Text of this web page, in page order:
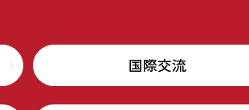
国際交流